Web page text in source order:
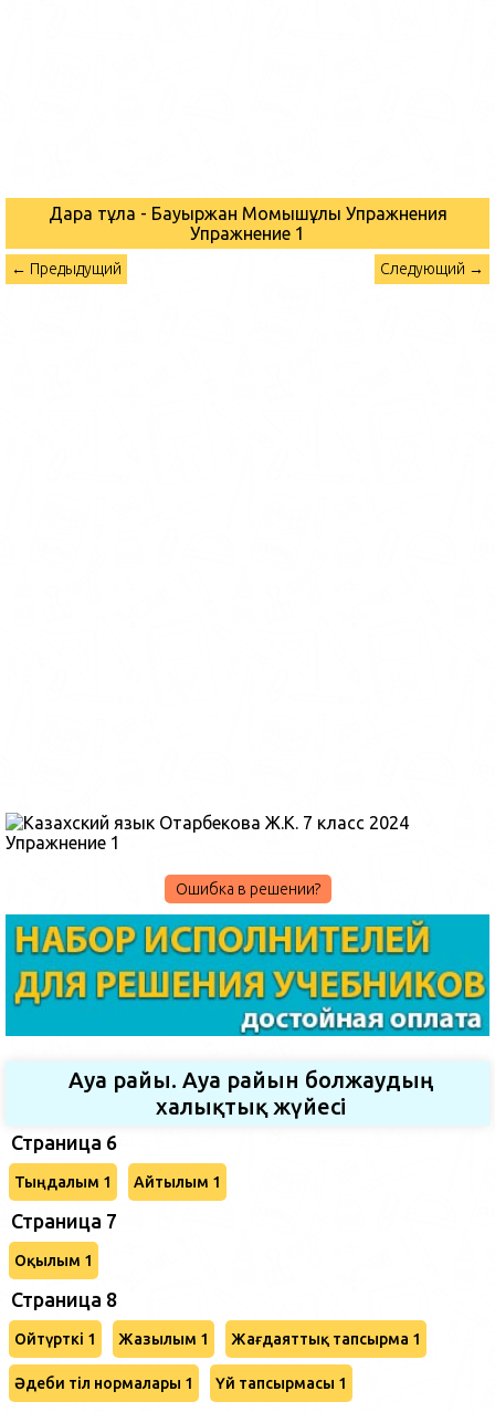
Дара тұлға - Бауыржан Момышұлы Упражнения
Упражнение 1
← Предыдущий Следующий →
Ошибка в решении?
Ауа райы. Ауа райын болжаудың
халықтық жүйесі
Страница 6
Тыңдалым 1 Айтылым 1
Страница 7
Оқылым 1
Страница 8
Ойтүрткі 1 Жазылым 1 Жағдаяттық тапсырма 1
Әдеби тіл нормалары 1 Үй тапсырмасы 1